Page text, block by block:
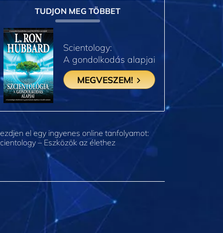
TUDJON MEG TÖBBET
Scientology:
A gondolkodás alapjai
MEGVESZEM!
el egy ingyenes online tanfolyamot:
– Eszközök az élethez